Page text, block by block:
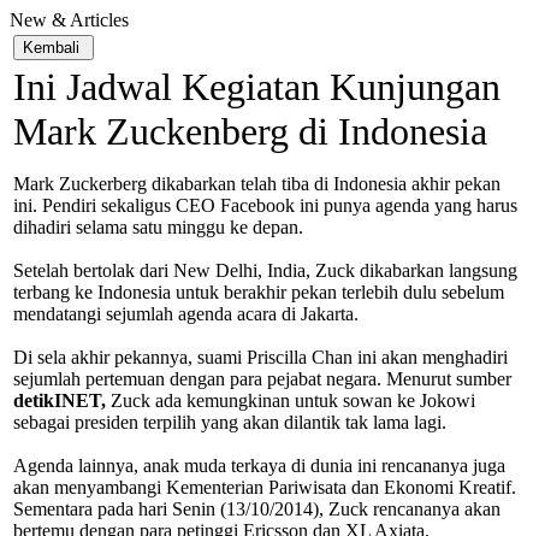
New & Articles
Ini Jadwal Kegiatan Kunjungan
Mark Zuckenberg di Indonesia
Mark Zuckerberg dikabarkan telah tiba di Indonesia akhir pekan
ini. Pendiri sekaligus CEO Facebook ini punya agenda yang harus
dihadiri selama satu minggu ke depan.
Setelah bertolak dari New Delhi, India, Zuck dikabarkan langsung
terbang ke Indonesia untuk berakhir pekan terlebih dulu sebelum
mendatangi sejumlah agenda acara di Jakarta.
Di sela akhir pekannya, suami Priscilla Chan ini akan menghadiri
sejumlah pertemuan dengan para pejabat negara. Menurut sumber
detikINET, Zuck ada kemungkinan untuk sowan ke Jokowi
sebagai presiden terpilih yang akan dilantik tak lama lagi.
Agenda lainnya, anak muda terkaya di dunia ini rencananya juga
akan menyambangi Kementerian Pariwisata dan Ekonomi Kreatif.
Sementara pada hari Senin (13/10/2014), Zuck rencananya akan
bertemu dengan para petinggi Ericsson dan XL Axiata.